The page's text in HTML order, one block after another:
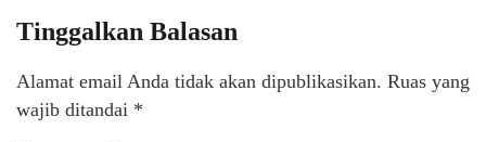
Tinggalkan Balasan
Alamat email Anda tidak akan dipublikasikan. Ruas yang
wajib ditandai *